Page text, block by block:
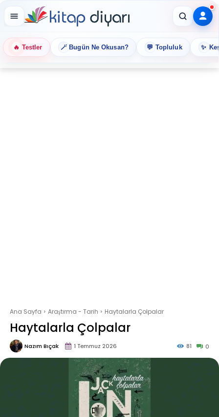
🔥 Testler 🪄 Bugün Ne Okusan? 💬 Topluluk ✨
Ana Sayfa Araştırma - Tarih Haytalarla Çolpalar
Haytalarla Çolpalar
Nazım Bıçak 1 Temmuz 2026 0
81